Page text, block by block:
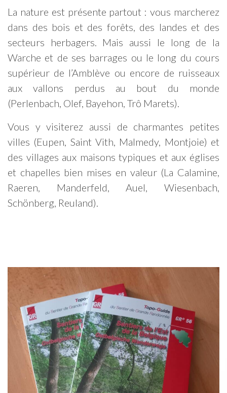
La nature est présente partout : vous marcherez
dans des bois et des forêts, des landes et des
secteurs herbagers. Mais aussi le long de la
Warche et de ses barrages ou le long du cours
supérieur de l’Amblève ou encore de ruisseaux
aux vallons perdus au bout du monde
(Perlenbach, Olef, Bayehon, Trô Marets).
Vous y visiterez aussi de charmantes petites
villes (Eupen, Saint Vith, Malmedy, Montjoie) et
des villages aux maisons typiques et aux églises
et chapelles bien mises en valeur (La Calamine,
Raeren, Manderfeld, Auel, Wiesenbach,
Schönberg, Reuland).